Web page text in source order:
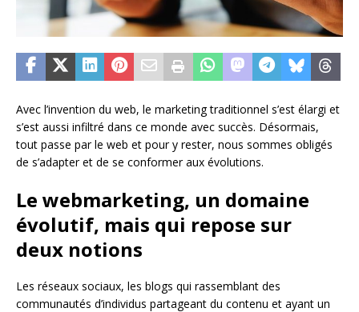
Avec l’invention du web, le marketing traditionnel s’est élargi et
s’est aussi infiltré dans ce monde avec succès. Désormais,
tout passe par le web et pour y rester, nous sommes obligés
de s’adapter et de se conformer aux évolutions.
Le webmarketing, un domaine
évolutif, mais qui repose sur
deux notions
Les réseaux sociaux, les blogs qui rassemblant des
communautés d’individus partageant du contenu et ayant un